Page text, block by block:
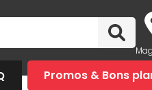
Promos & Bons